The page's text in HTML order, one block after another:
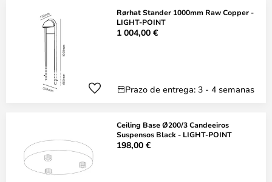
Rørhat Stander 1000mm Raw Copper -
LIGHT-POINT
1 004,00 €
Prazo de entrega: 3 - 4 semanas
Ceiling Base Ø200/3 Candeeiros
Suspensos Black - LIGHT-POINT
198,00 €